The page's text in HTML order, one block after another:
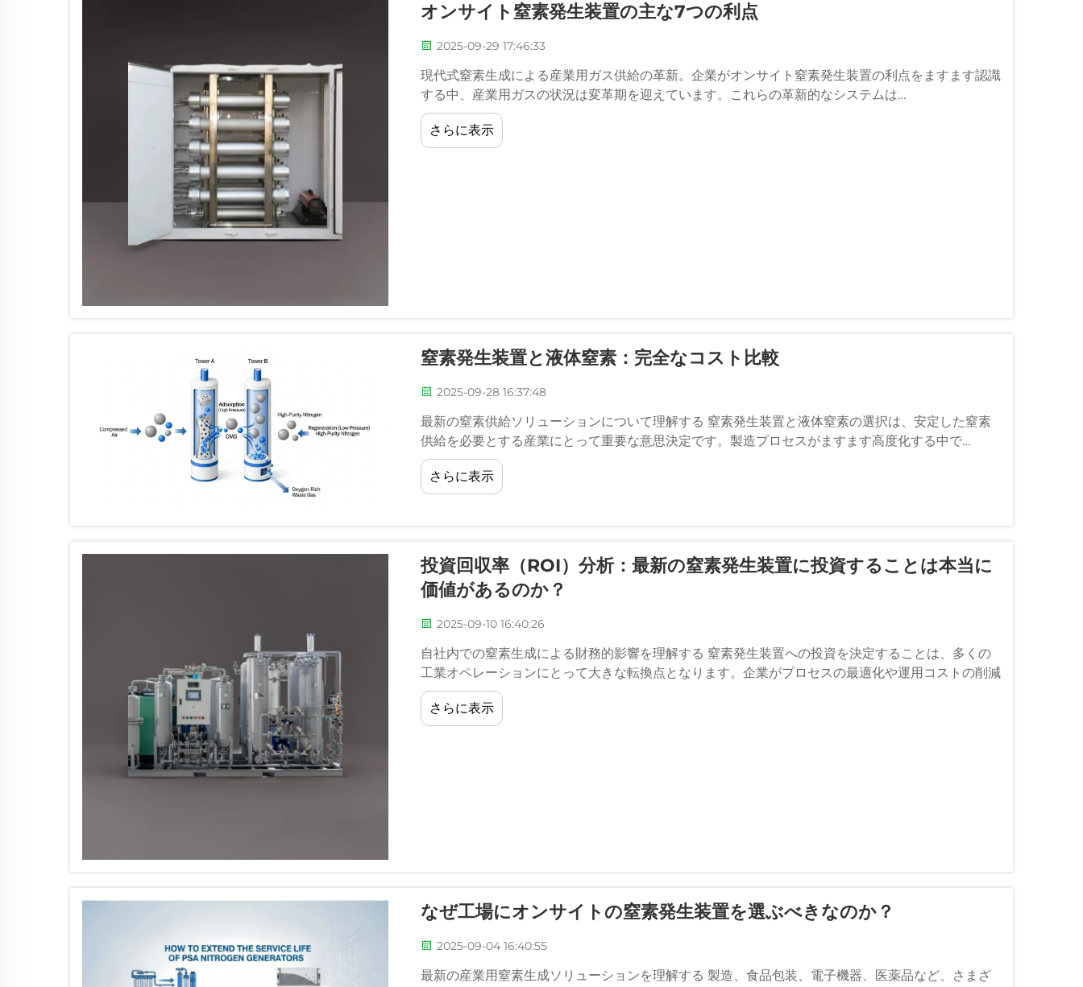
オンサイト窒素発生装置の主な7つの利点
2025-09-29 17:46:33
現代式窒素生成による産業用ガス供給の革新。企業がオンサイト窒素発生装置の利点をますます認識
する中、産業用ガスの状況は変革期を迎えています。これらの革新的なシステムは…
さらに表示
窒素発生装置と液体窒素：完全なコスト比較
2025-09-28 16:37:48
最新の窒素供給ソリューションについて理解する 窒素発生装置と液体窒素の選択は、安定した窒素
供給を必要とする産業にとって重要な意思決定です。製造プロセスがますます高度化する中で…
さらに表示
投資回収率（ROI）分析：最新の窒素発生装置に投資することは本当に
価値があるのか？
2025-09-10 16:40:26
自社内での窒素生成による財務的影響を理解する 窒素発生装置への投資を決定することは、多くの
工業オペレーションにとって大きな転換点となります。企業がプロセスの最適化や運用コストの削減
を目指す中で…
さらに表示
なぜ工場にオンサイトの窒素発生装置を選ぶべきなのか？
2025-09-04 16:40:55
最新の産業用窒素生成ソリューションを理解する 製造、食品包装、電子機器、医薬品など、さまざ